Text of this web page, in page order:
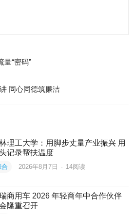
量“密码”
同心同德筑廉洁
理工大学：用脚步丈量产业振兴 用
记录帮扶温度
合 2026年8月7日 · 14阅读
商用车 2026 年轻商年中合作伙伴
隆重召开